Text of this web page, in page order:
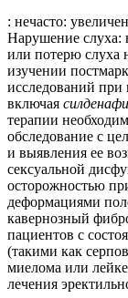
: нечасто:
Нарушение слуха:
или потерю слуха
изучении
исследований
включая
терапии
обследование с
и выявления ее
сексуальной
осторожностью
деформациями
кавернозный
пациентов с
(такими как
миелома или
лечения